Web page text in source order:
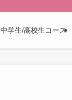
中学生/高校生コース